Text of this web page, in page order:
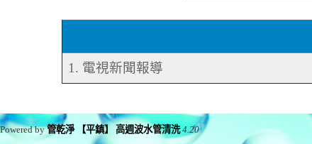
1. 電視新聞報導
Powered by管乾淨 【平鎮】 高週波水管清洗 4.20